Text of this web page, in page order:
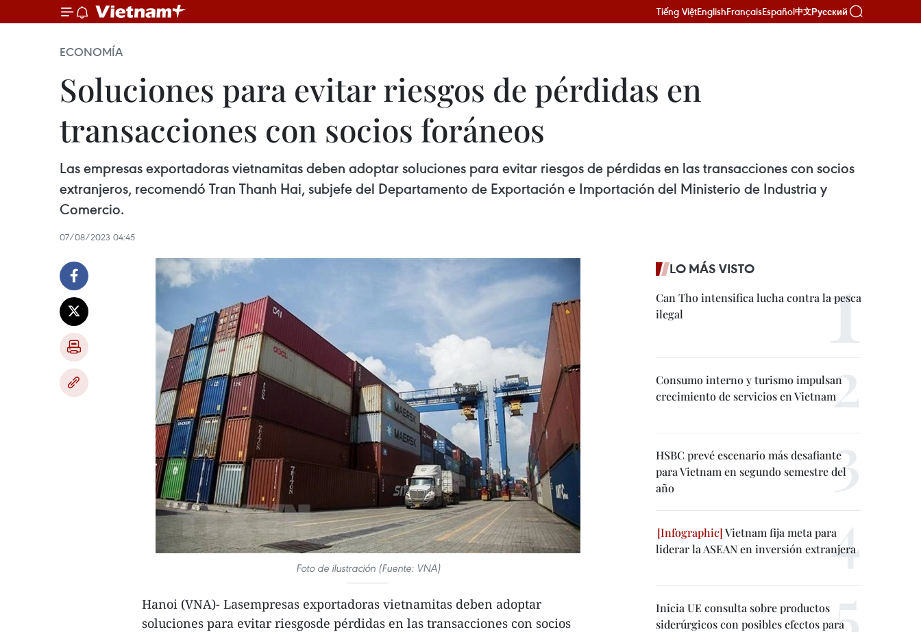
Tiếng ViệtEnglishFrançaisEspañol中文Русский
ECONOMÍA
Soluciones para evitar riesgos de pérdidas en
transacciones con socios foráneos
Las empresas exportadoras vietnamitas deben adoptar soluciones para evitar riesgos de pérdidas en las transacciones con socios
extranjeros, recomendó Tran Thanh Hai, subjefe del Departamento de Exportación e Importación del Ministerio de Industria y
Comercio.
07/08/2023 04:45
Foto de ilustración (Fuente: VNA)
Hanoi (VNA)- Lasempresas exportadoras vietnamitas deben adoptar
soluciones para evitar riesgosde pérdidas en las transacciones con socios
LO MÁS VISTO
Can Tho intensifica lucha contra la pesca
ilegal
Consumo interno y turismo impulsan
crecimiento de servicios en Vietnam
HSBC prevé escenario más desafiante
para Vietnam en segundo semestre del
año
Vietnam fija meta para
liderar la ASEAN en inversión extranjera
Inicia UE consulta sobre productos
siderúrgicos con posibles efectos para